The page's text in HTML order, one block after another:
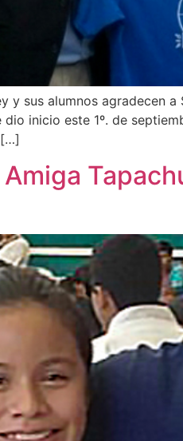
y sus alumnos agradecen
inicio este 1º. de
[…]